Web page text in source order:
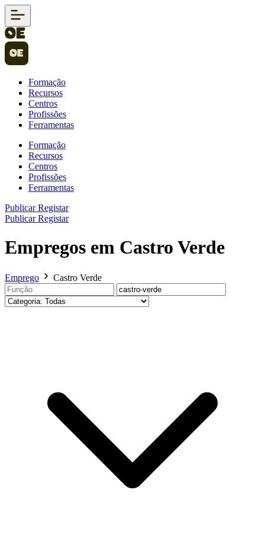
Formação
Recursos
Centros
Profissões
Ferramentas
Formação
Recursos
Centros
Profissões
Ferramentas
PublicarRegistar
PublicarRegistar
Empregos em Castro Verde
Emprego Castro Verde